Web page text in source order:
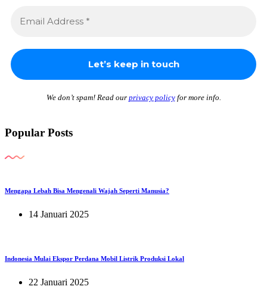
We don’t spam! Read our privacy policyfor more info.
Popular Posts
Mengapa Lebah Bisa Mengenali Wajah Seperti Manusia?
14 Januari 2025
Indonesia Mulai Ekspor Perdana Mobil Listrik Produksi Lokal
22 Januari 2025